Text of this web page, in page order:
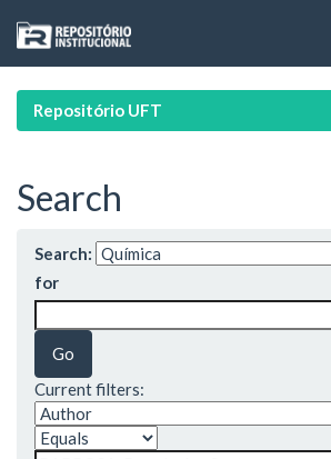
navigation
Repositório UFT
Search
Search:
for
Current filters: